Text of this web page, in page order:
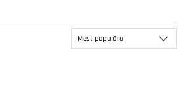
Mest populära